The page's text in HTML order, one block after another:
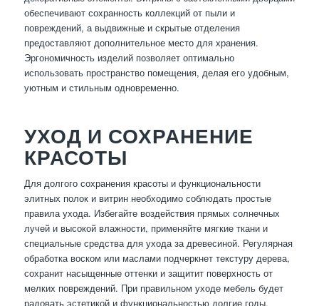
обеспечивают сохранность коллекций от пыли и
повреждений, а выдвижные и скрытые отделения
предоставляют дополнительное место для хранения.
Эргономичность изделий позволяет оптимально
использовать пространство помещения, делая его удобным,
уютным и стильным одновременно.
УХОД И СОХРАНЕНИЕ
КРАСОТЫ
Для долгого сохранения красоты и функциональности
элитных полок и витрин необходимо соблюдать простые
правила ухода. Избегайте воздействия прямых солнечных
лучей и высокой влажности, применяйте мягкие ткани и
специальные средства для ухода за древесиной. Регулярная
обработка воском или маслами подчеркнет текстуру дерева,
сохранит насыщенные оттенки и защитит поверхность от
мелких повреждений. При правильном уходе мебель будет
радовать эстетикой и функциональностью долгие годы,